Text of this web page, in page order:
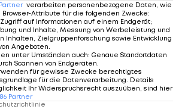
Partner verarbeiten personenbezogene Daten, wie
Browser-Attribute für die folgenden Zwecke:
auf Informationen auf einem Endgerät;
und Inhalte, Messung von Werbeleistung und
Inhalten, Zielgruppenforschung sowie Entwicklung
Angeboten.
unter Umständen auch: Genaue Standortdaten
Scannen von Endgeräten.
für gewisse Zwecke berechtigtes
für die Datenverarbeitung. Details
Ihr Widerspruchsrecht auszuüben, sind hier
Partner